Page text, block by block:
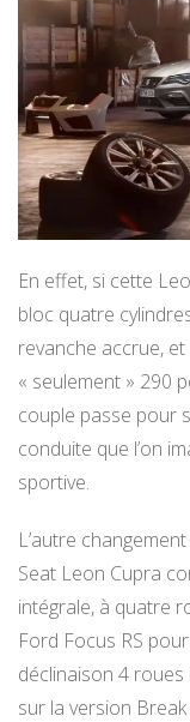
En effet, si cette
bloc quatre
revanche accrue,
« seulement » 290
couple passe pour
conduite que l’on
sportive.
L’autre
Seat Leon Cupra
intégrale, à quatre
Ford Focus RS
déclinaison 4
sur la version